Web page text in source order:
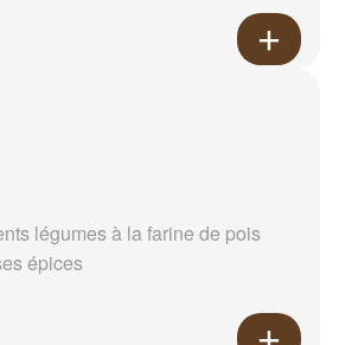
légumes à la farine de pois
épices